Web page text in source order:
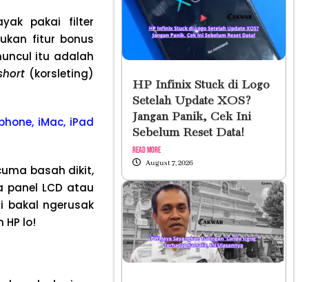
pakai filter
fitur bonus
itu adalah
(korsleting)
iMac, iPad
basah dikit,
panel LCD atau
bakal ngerusak
lo!
HP Infinix Stuck di Logo
Setelah Update XOS?
Jangan Panik, Cek Ini
Sebelum Reset Data!
Read More
August 7, 2026